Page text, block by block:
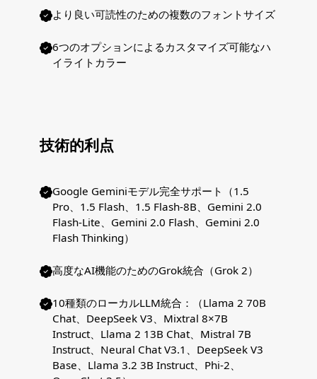
より良い可読性のための複数のフォントサイズ
6つのオプションによるカスタマイズ可能なハ
イライトカラー
技術的利点
Google Geminiモデル完全サポート（1.5
Pro、1.5 Flash、1.5 Flash-8B、Gemini 2.0
Flash-Lite、Gemini 2.0 Flash、Gemini 2.0
Flash Thinking）
高度なAI機能のためのGrok統合（Grok 2）
10種類のローカルLLM統合：（Llama 2 70B
Chat、DeepSeek V3、Mixtral 8×7B
Instruct、Llama 2 13B Chat、Mistral 7B
Instruct、Neural Chat V3.1、DeepSeek V3
Base、Llama 3.2 3B Instruct、Phi-2、